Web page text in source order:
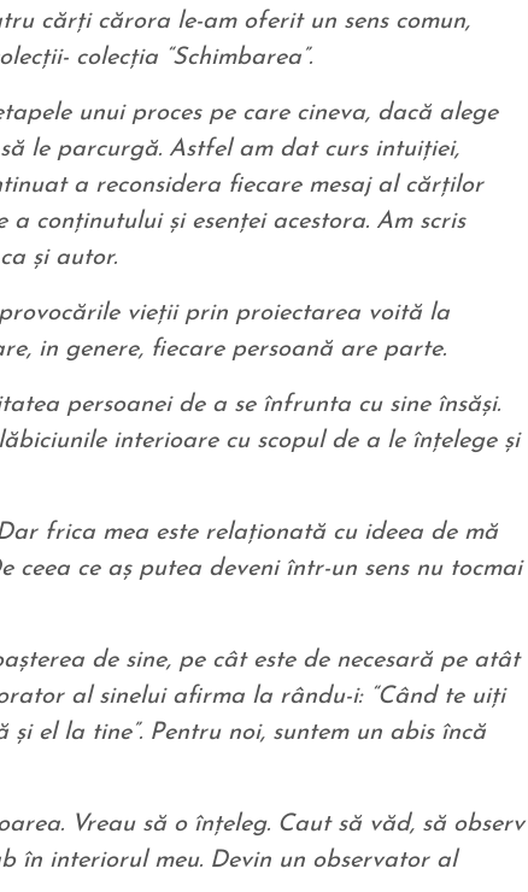
cărţi cărora le-am oferit un sens comun,
colecţia “Schimbarea”.
unui proces pe care cineva, dacă alege
le parcurgă. Astfel am dat curs intuiţiei,
a reconsidera fiecare mesaj al cărţilor
conţinutului şi esenţei acestora. Am scris
şi autor.
vieţii prin proiectarea voită la
in genere, fiecare persoană are parte.
persoanei de a se înfrunta cu sine însăşi.
interioare cu scopul de a le înţelege şi
frica mea este relaţionată cu ideea de mă
ceea ce aş putea deveni într-un sens nu tocmai
de sine, pe cât este de necesară pe atât
al sinelui afirma la rându-i: “Când te uiţi
el la tine”. Pentru noi, suntem un abis încă
Vreau să o înţeleg. Caut să văd, să observ
în interiorul meu. Devin un observator al